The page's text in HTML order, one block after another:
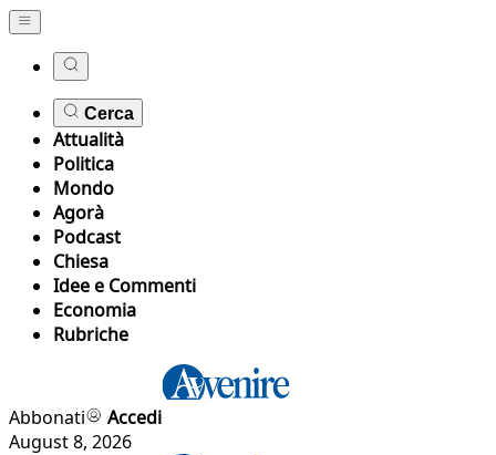
Cerca
Attualità
Politica
Mondo
Agorà
Podcast
Chiesa
Idee e Commenti
Economia
Rubriche
Abbonati
Accedi
August 8, 2026